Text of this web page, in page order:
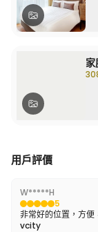
用戶評價
W*****H
5
非常好的位置，方
vcity